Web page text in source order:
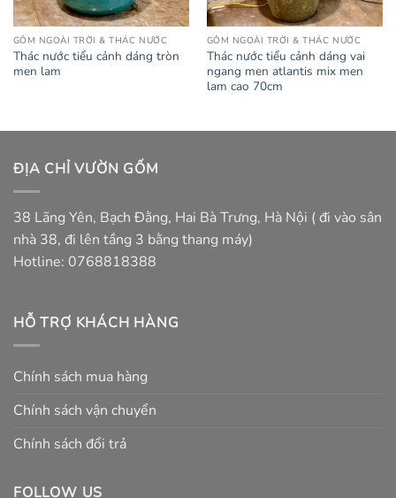
GỐM NGOÀI TRỜI & THÁC NƯỚC
Thác nước tiểu cảnh dáng tròn
men lam
GỐM NGOÀI TRỜI & THÁC NƯỚC
Thác nước tiểu cảnh dáng vai
ngang men atlantis mix men
lam cao 70cm
ĐỊA CHỈ VƯỜN GỐM
38 Lãng Yên, Bạch Đằng, Hai Bà Trưng, Hà Nội ( đi vào sân
nhà 38, đi lên tầng 3 bằng thang máy)
Hotline: 0768818388
HỖ TRỢ KHÁCH HÀNG
Chính sách mua hàng
Chính sách vận chuyển
Chính sách đổi trả
FOLLOW US